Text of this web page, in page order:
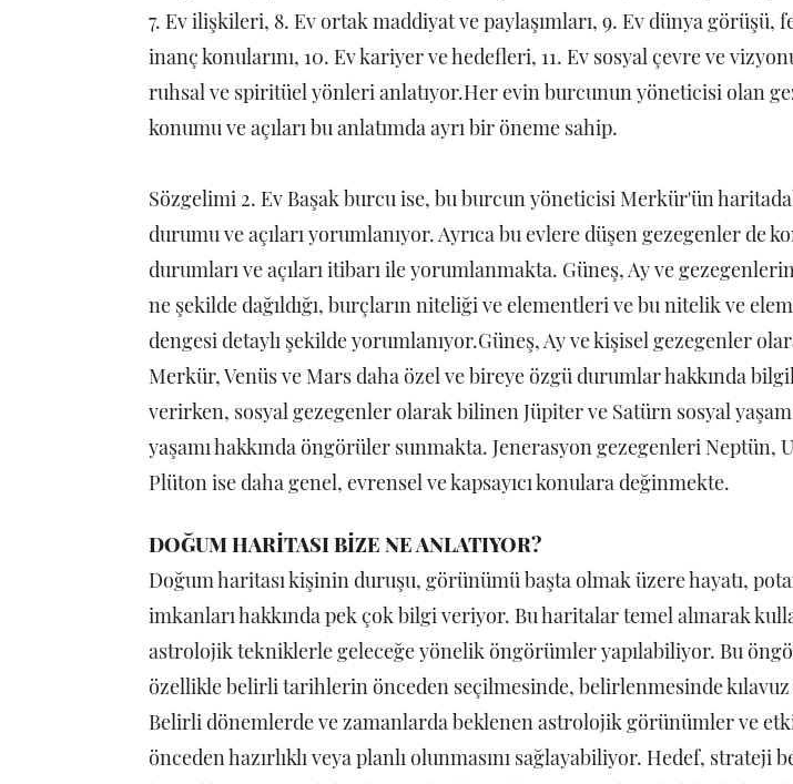
7. Ev ilişkileri, 8. Ev ortak maddiyat ve paylaşımları, 9. Ev dünya görüşü,
inanç konularını, 10. Ev kariyer ve hedefleri, 11. Ev sosyal çevre ve
ruhsal ve spiritüel yönleri anlatıyor.Her evin burcunun yöneticisi olan
konumu ve açıları bu anlatımda ayrı bir öneme sahip.
Sözgelimi 2. Ev Başak burcu ise, bu burcun yöneticisi Merkür'ün
durumu ve açıları yorumlanıyor. Ayrıca bu evlere düşen gezegenler de
durumları ve açıları itibarı ile yorumlanmakta. Güneş, Ay ve
ne şekilde dağıldığı, burçların niteliği ve elementleri ve bu nitelik ve
dengesi detaylı şekilde yorumlanıyor.Güneş, Ay ve kişisel gezegenler
Merkür, Venüs ve Mars daha özel ve bireye özgü durumlar hakkında
verirken, sosyal gezegenler olarak bilinen Jüpiter ve Satürn sosyal
yaşamı hakkında öngörüler sunmakta. Jenerasyon gezegenleri Neptün,
Plüton ise daha genel, evrensel ve kapsayıcı konulara değinmekte.
DOĞUM HARİTASI BİZE NE ANLATIYOR?
Doğum haritası kişinin duruşu, görünümü başta olmak üzere hayatı,
imkanları hakkında pek çok bilgi veriyor. Bu haritalar temel alınarak
astrolojik tekniklerle geleceğe yönelik öngörümler yapılabiliyor. Bu
özellikle belirli tarihlerin önceden seçilmesinde, belirlenmesinde
Belirli dönemlerde ve zamanlarda beklenen astrolojik görünümler ve
önceden hazırlıklı veya planlı olunmasını sağlayabiliyor. Hedef, strateji